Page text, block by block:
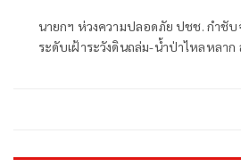
นายกฯ ห่วงความปลอดภัย ปชช. กำชับ
ระดับเฝ้าระวังดินถล่ม-น้ำป่าไหลหลาก